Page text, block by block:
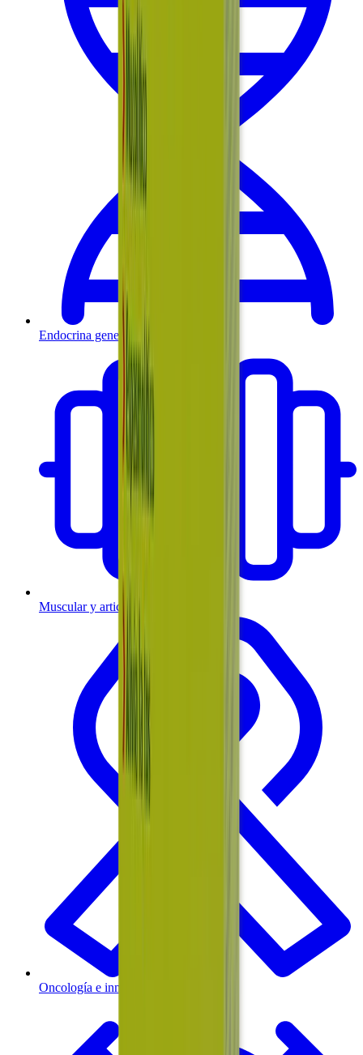
Endocrina general
Muscular y articulaciones
Oncología e inmunoterapia